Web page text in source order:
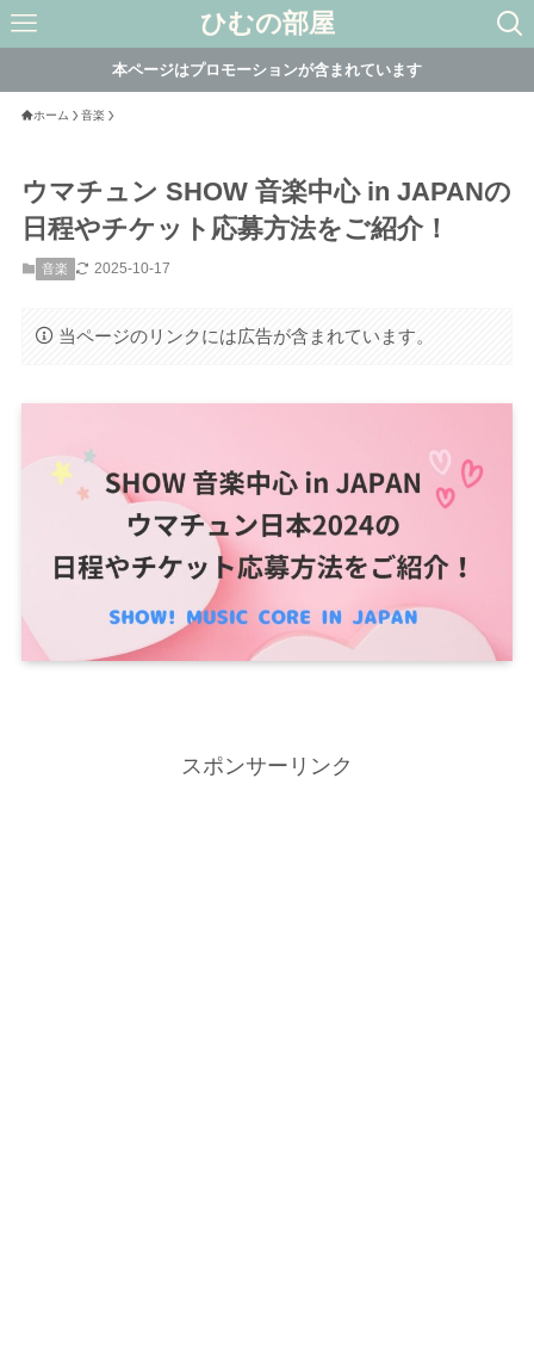
ひむの部屋
本ページはプロモーションが含まれています
ホーム 音楽
ウマチュン SHOW 音楽中心 in JAPANの
日程やチケット応募方法をご紹介！
音楽 2025-10-17
当ページのリンクには広告が含まれています。
スポンサーリンク